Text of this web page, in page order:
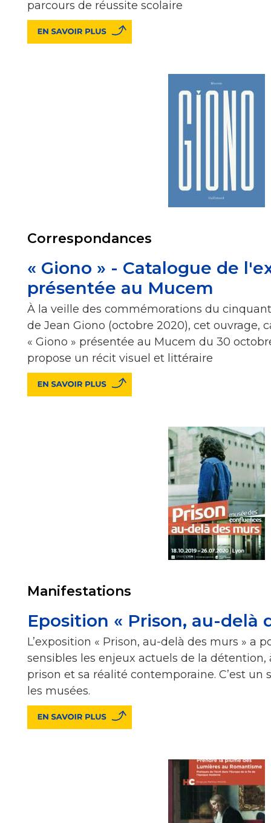
parcours de réussite scolaire
Correspondances
« Giono » - Catalogue de
présentée au Mucem
À la veille des commémorations du
de Jean Giono (octobre 2020), cet ouvrage,
« Giono » présentée au Mucem du 30
propose un récit visuel et littéraire
Manifestations
Eposition « Prison, au-delà
L’exposition « Prison, au-delà des murs » a
sensibles les enjeux actuels de la détention,
prison et sa réalité contemporaine. C’est
les musées.